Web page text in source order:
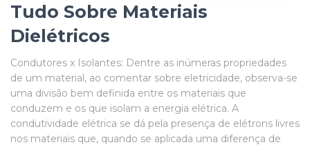
Tudo Sobre Materiais
Dielétricos
Condutores x Isolantes: Dentre as inúmeras propriedades
de um material, ao comentar sobre eletricidade, observa-se
uma divisão bem definida entre os materiais que
conduzem e os que isolam a energia elétrica. A
condutividade elétrica se dá pela presença de elétrons livres
nos materiais que, quando se aplicada uma diferença de